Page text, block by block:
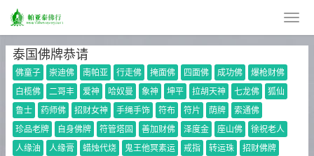
泰国佛牌恭请
佛童子 崇迪佛 南帕亚 行走佛 掩面佛 四面佛 成功佛
爆枪财佛
白榄佛
二哥丰 爱神 哈奴曼 象神 坤平 拉胡天神 七龙佛
狐仙
鲁士
药师佛 招财女神 手绳手饰 符布 符片 荫牌
索通佛
珍品老牌
自身佛牌 符管塔固 善加财佛 泽度金 座山佛
徐祝老人
人缘油
人缘膏 蜡烛代烧 鬼王他冥素运 戒指 转运珠
招财佛牌